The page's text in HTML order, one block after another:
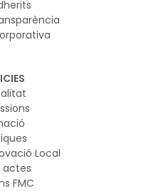
Local
actes
FMC